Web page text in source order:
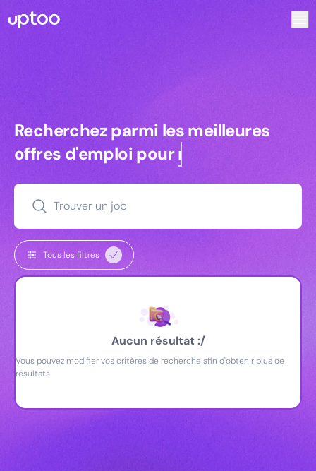
Recherchez parmi les meilleures
Recherchez parmi les meilleures
offres d'emploi pourcommerciaux
Trouver un job
Tous les filtres
Aucun résultat :/
Vous pouvez modifier vos critères de recherche afin d'obtenir plus de
résultats